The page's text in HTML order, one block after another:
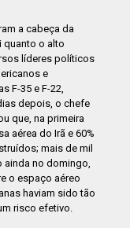
a cabeça da
quanto o alto
líderes políticos
e
F-35 e F-22,
depois, o chefe
que, na primeira
aérea do Irã e 60%
mais de mil
ainda no domingo,
o espaço aéreo
haviam sido tão
risco efetivo.